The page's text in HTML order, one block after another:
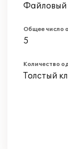
Файловый
Общее число
5
Количество
Толстый